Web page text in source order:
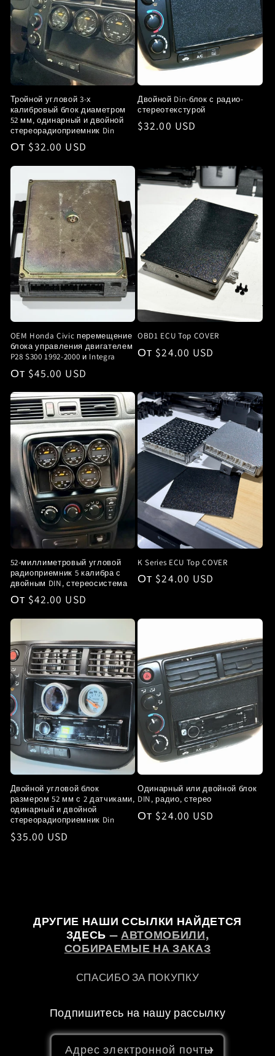
Тройной угловой 3-х
калибровый блок диаметром
52 мм, одинарный и двойной
стереорадиоприемник Din
Обычная
От $32.00 USD
Двойной Din-блок с радио-
стереотекстурой
Обычная
$32.00 USD
OEM Honda Civic перемещение
блока управления двигателем
P28 S300 1992-2000 и Integra
Обычная
цена
От $45.00 USD
OBD1 ECU Top COVER
Обычная
От $24.00 USD
52-миллиметровый угловой
радиоприемник 5 калибра с
двойным DIN, стереосистема
Обычная
От $42.00 USD
K Series ECU Top COVER
Обычная
От $24.00 USD
Двойной угловой блок
размером 52 мм с 2 датчиками,
одинарный и двойной
стереорадиоприемник Din
Обычная
$35.00 USD
Одинарный или двойной блок
DIN, радио, стерео
Обычная
От $24.00 USD
ДРУГИЕ НАШИ ССЫЛКИ НАЙДЕТСЯ
ЗДЕСЬ — АВТОМОБИЛИ,
СОБИРАЕМЫЕ НА ЗАКАЗ
СПАСИБО ЗА ПОКУПКУ
Подпишитесь на нашу рассылку
Адрес электронной почты